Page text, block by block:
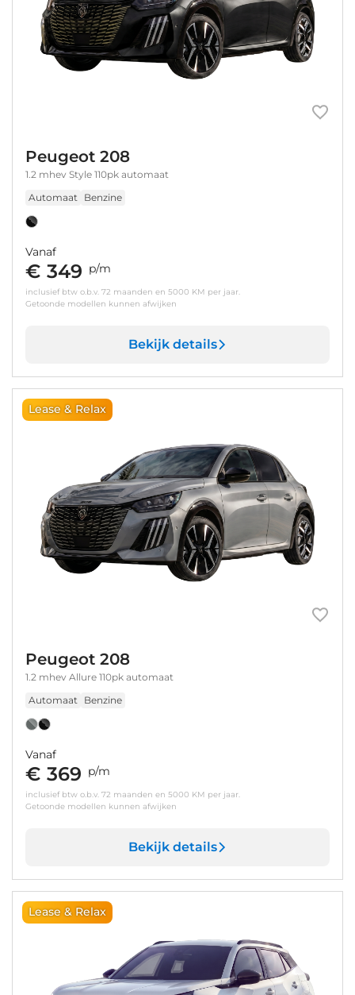
Peugeot 208
1.2 mhev Style 110pk automaat
Automaat
Benzine
Vanaf
€ 349 p/m
inclusief btw o.b.v. 72 maanden en 5000 KM per jaar.
Getoonde modellen kunnen afwijken
Bekijk details
Lease & Relax
Peugeot 208
1.2 mhev Allure 110pk automaat
Automaat
Benzine
Vanaf
€ 369 p/m
inclusief btw o.b.v. 72 maanden en 5000 KM per jaar.
Getoonde modellen kunnen afwijken
Bekijk details
Lease & Relax